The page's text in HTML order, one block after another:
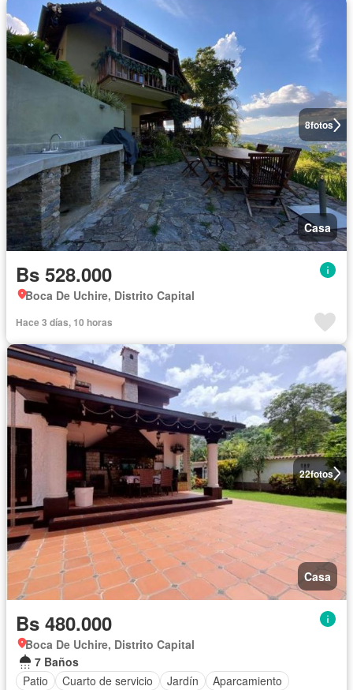
8fotos
Casa
Bs 528.000
Boca De Uchire, Distrito Capital
Hace 3 días, 10 horas
22fotos
Casa
Bs 480.000
Boca De Uchire, Distrito Capital
7 Baños
Patio
Cuarto de servicio Jardín
Aparcamiento